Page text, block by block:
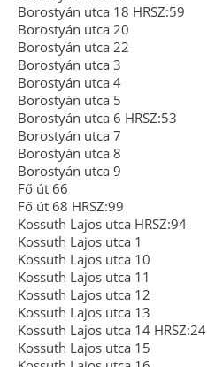
Borostyán utca 18 HRSZ:59
Borostyán utca 20
Borostyán utca 22
Borostyán utca 3
Borostyán utca 4
Borostyán utca 5
Borostyán utca 6 HRSZ:53
Borostyán utca 7
Borostyán utca 8
Borostyán utca 9
Fő út 66
Fő út 68 HRSZ:99
Kossuth Lajos utca HRSZ:94
Kossuth Lajos utca 1
Kossuth Lajos utca 10
Kossuth Lajos utca 11
Kossuth Lajos utca 12
Kossuth Lajos utca 13
Kossuth Lajos utca 14 HRSZ:24
Kossuth Lajos utca 15